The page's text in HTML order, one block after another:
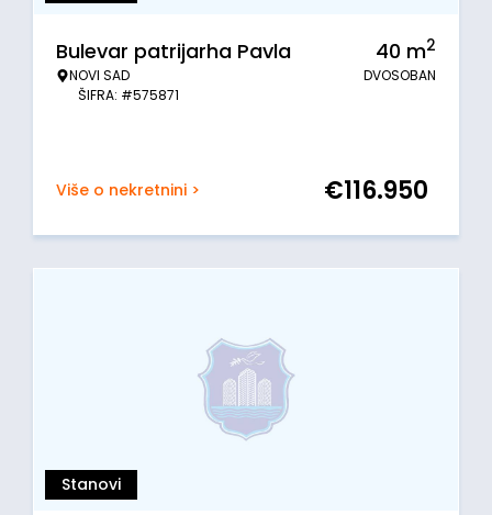
Bulevar patrijarha Pavla
NOVI SAD
ŠIFRA: #575871
40 m2
DVOSOBAN
Više o nekretnini > €116.950
Stanovi